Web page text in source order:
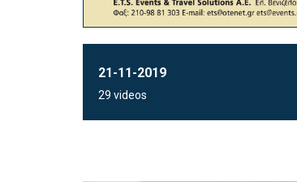
21-11-2019
29 videos